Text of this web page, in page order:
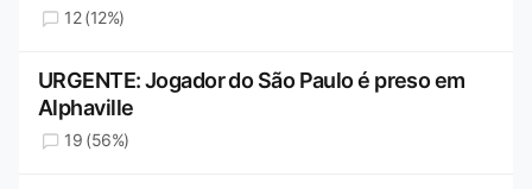
12 (12%)
URGENTE: Jogador do São Paulo é preso em
Alphaville
19 (56%)